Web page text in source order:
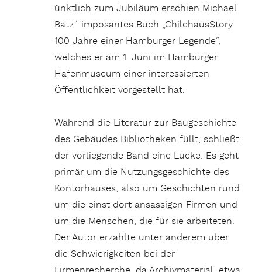
ünktlich zum Jubiläum erschien Michael
Batz´ imposantes Buch „ChilehausStory
100 Jahre einer Hamburger Legende“,
welches er am 1. Juni im Hamburger
Hafenmuseum einer interessierten
Öffentlichkeit vorgestellt hat.
Während die Literatur zur Baugeschichte
des Gebäudes Bibliotheken füllt, schließt
der vorliegende Band eine Lücke: Es geht
primär um die Nutzungsgeschichte des
Kontorhauses, also um Geschichten rund
um die einst dort ansässigen Firmen und
um die Menschen, die für sie arbeiteten.
Der Autor erzählte unter anderem über
die Schwierigkeiten bei der